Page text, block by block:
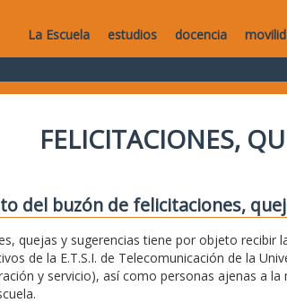
La Escuela estudios docencia
FELICITACIONES,
del buzón de felicitaciones,
quejas y sugerencias tiene por objeto recibir
de la E.T.S.I. de Telecomunicación de la
y servicio), así como personas ajenas a